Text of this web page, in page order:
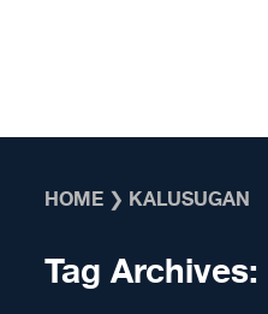
HOME ❯ KALUSUGAN
Tag Archives: